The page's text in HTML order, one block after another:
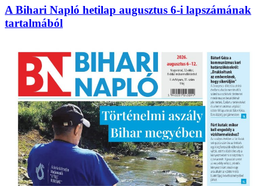
A Bihari Napló hetilap augusztus 6-i lapszámának
tartalmából